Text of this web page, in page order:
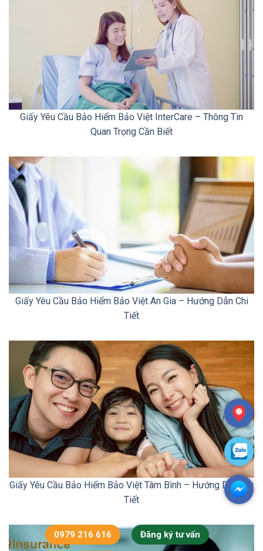
Giấy Yêu Cầu Bảo Hiểm Bảo Việt InterCare – Thông Tin
Quan Trọng Cần Biết
Giấy Yêu Cầu Bảo Hiểm Bảo Việt An Gia – Hướng Dẫn Chi
Tiết
Giấy Yêu Cầu Bảo Hiểm Bảo Việt Tâm Bình – Hướng Dẫn Chi
Tiết
0979 216 616 Đăng ký tư vấn